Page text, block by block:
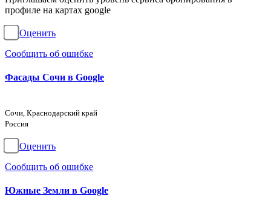
профиле на картах google
Оценить
Сообщить об ошибке
Фасады Сочи в Google
Сочи, Краснодарский край
Россия
Оценить
Сообщить об ошибке
Южные Земли в Google